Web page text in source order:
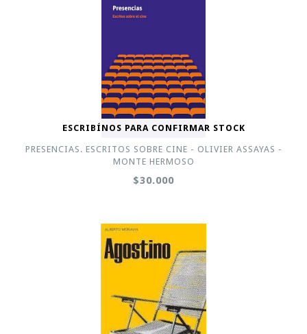
ESCRIBÍNOS PARA CONFIRMAR STOCK
PRESENCIAS. ESCRITOS SOBRE CINE - OLIVIER ASSAYAS -
MONTE HERMOSO
$30.000